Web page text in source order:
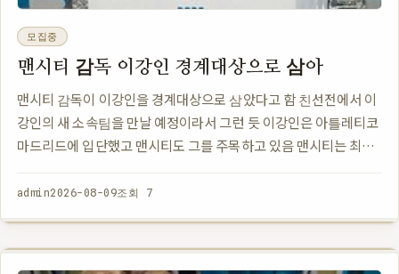
모집중
맨시티 감독 이강인 경계대상으로 삼아
맨시티 감독이 이강인을 경계대상으로 삼았다고 함 친선전에서 이
강인의 새 소속팀을 만날 예정이라서 그런 듯 이강인은 아틀레티코
마드리드에 입단했고 맨시티도 그를 주목하고 있음 맨시티는 최근
많았던 것 같음 이…
admin2026-08-09조회 7